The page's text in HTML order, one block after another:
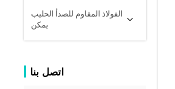
الفولاذ المقاوم للصدأ الحليب
يمكن
اتصل بنا